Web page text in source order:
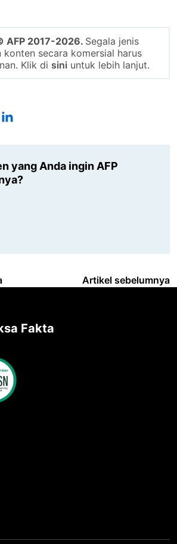
AFP 2017-2026. Segala jenis
konten secara komersial harus
Klik di sini untuk lebih lanjut.
yang Anda ingin AFP
Artikel sebelumnya
Fakta